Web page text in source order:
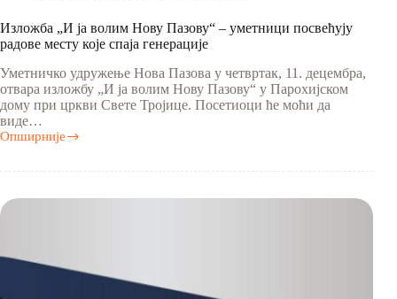
Изложба „И ја волим Нову Пазову“ – уметници посвећују
радове месту које спаја генерације
Уметничко удружење Нова Пазова у четвртак, 11. децембра,
отвара изложбу „И ја волим Нову Пазову“ у Парохијском
дому при цркви Свете Тројице. Посетиоци ће моћи да
виде…
Опширније
Изложба
ја
Нову
Пазову“
посвећују